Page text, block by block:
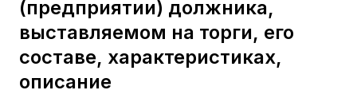
(предприятии) должника,
выставляемом на торги, его
составе, характеристиках,
описание